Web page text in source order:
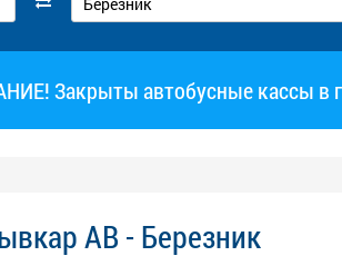
Закрыты автобусные кассы в
АВ - Березник